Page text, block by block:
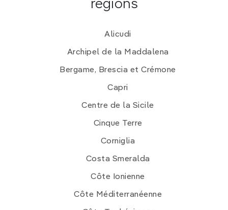
régions
Alicudi
Archipel de la Maddalena
Bergame, Brescia et Crémone
Capri
Centre de la Sicile
Cinque Terre
Corniglia
Costa Smeralda
Côte Ionienne
Côte Méditerranéenne